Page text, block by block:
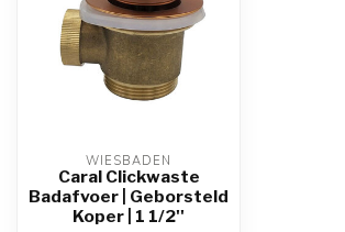
WIESBADEN
Caral Clickwaste
Badafvoer | Geborsteld
Koper | 1 1/2''